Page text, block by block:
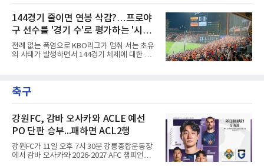
라도 돌아올 곳이 확실하다.그렇다고 포스팅 도
전의 의미가 작아지는 것은 아
을 결정짓는 가운데, LA 다저스의 오타니 쇼헤
이가 완벽한 대성공 신화를 써 내려가는 것과 달
리 토론토 블루제이스의 블라디미르 게레로 주
니어는 대참사 수준의 부진에 허덕이고 있다.토
론토는 2025년 4월 게레로 주니어와 계약 기간
14년, 총액 5억 달러(당시 7300억원)라는 메이
저리그 역사상 손꼽히는 초대형 연장 계약을 체
서 보여준 맹활약을 믿고 그에게 팀의 미래를 전
적으로 맡겼다.그러나 2026시즌
144경기 줄이면 연봉 삭감?…프로야
구 선수를 '경기 수'로 평가하는 '시대
착오'
전례 없는 폭염으로 KBO리그가 멈춰 서는 초유
의 사태가 발생하면서 144경기 체제에 대한 근
경기를 치르느냐'가 아니라 '어떤 수준의 경기를
보여주느냐'를 고민해야 할 시점이다. 그런데 경
얘기가 나온다. 과연 프로야구 선수의 가치를 경
기 수로만 계산하는 것이 맞을까?선수들의 연봉
은 단순히 출전 경기 숫자에 대한 대가가 아니다.
선수 개인의 기량, 팀 내 가치, 리그 흥행 기여도,
그리고 대체 불가능한 경쟁력에 대한 평가다.
144경기를 치른다고
축구
강원FC, 감바 오사카와 ACLE 예선
PO 단판 승부...패하면 ACL2행
강원FC가 11일 오후 7시 30분 강릉종합운동장
에서 감바 오사카와 2026-2027 AFC 챔피언스